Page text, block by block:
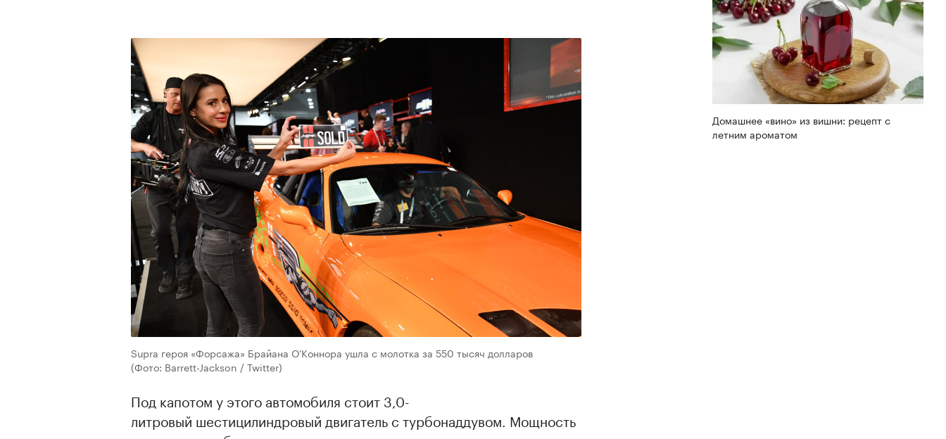
Домашнее «вино» из вишни: рецепт с
летним ароматом
Supra героя «Форсажа» Брайана О'Коннора ушла с молотка за 550 тысяч долларов
(Фото: Barrett-Jackson / Twitter)
Под капотом у этого автомобиля стоит 3,0-
литровый шестицилиндровый двигатель с турбонаддувом. Мощность